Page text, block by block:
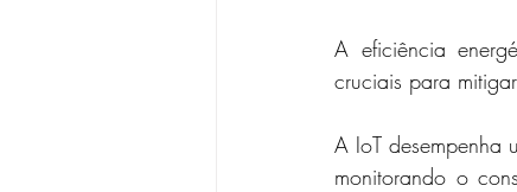
A eficiência
cruciais para
A IoT desempenha
monitorando o